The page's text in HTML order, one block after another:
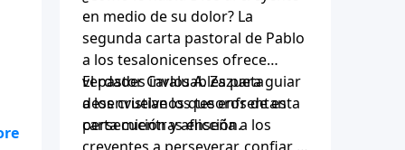
en medio de su dolor? La
segunda carta pastoral de Pablo
a los tesalonicenses ofrece
verdades invaluables para guiar
a los cristianos que enfrentan
persecución y aflicción.
El pastor Carlos A. Zazueta
desenvuelve los tesoros de esta
carta mientras enseña a los